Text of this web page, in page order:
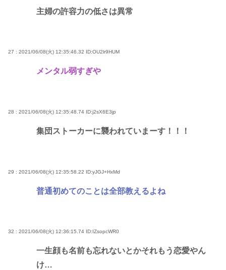
主婦の許容力の低さは異常
27 : 2021/06/08(火) 12:35:46.32 ID:OU2lr9HUM
メンタル弱すぎや
28 : 2021/06/08(火) 12:35:48.74 ID:j2sX6E3jp
集団ストーカーに襲われていまーす！！！
29 : 2021/06/08(火) 12:35:58.22 ID:yJGJ+HxMd
普通初めてのことは全部教えるよね
32 : 2021/06/08(火) 12:36:15.74 ID:IZsopcWR0
一生顔も名前も忘れないとかそれもう恋愛やん
け…